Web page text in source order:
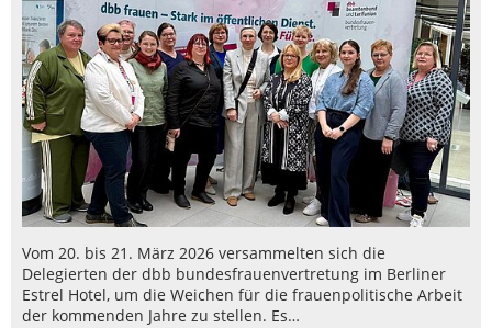
Vom 20. bis 21. März 2026 versammelten sich die
Delegierten der dbb bundesfrauenvertretung im Berliner
Estrel Hotel, um die Weichen für die frauenpolitische Arbeit
der kommenden Jahre zu stellen. Es…